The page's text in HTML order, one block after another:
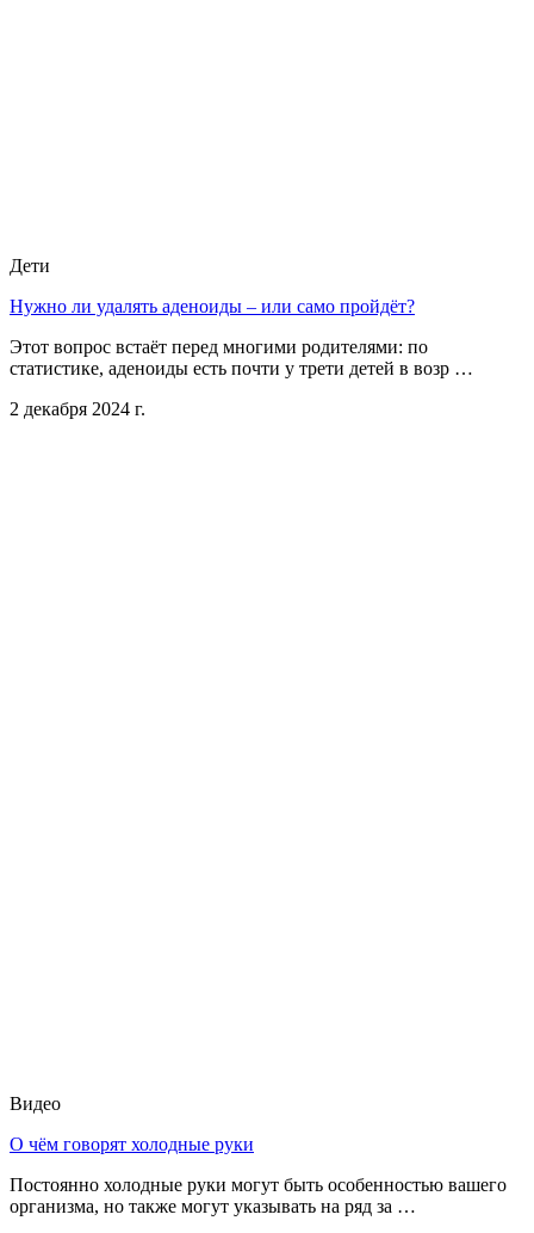
Дети
Нужно ли удалять аденоиды – или само пройдёт?
Этот вопрос встаёт перед многими родителями: по
статистике, аденоиды есть почти у трети детей в возр …
2 декабря 2024 г.
Видео
О чём говорят холодные руки
Постоянно холодные руки могут быть особенностью вашего
организма, но также могут указывать на ряд за …